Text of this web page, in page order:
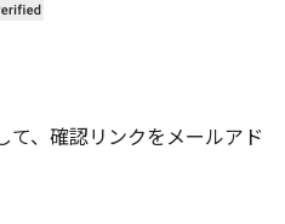
て、確認リンクをメールアド